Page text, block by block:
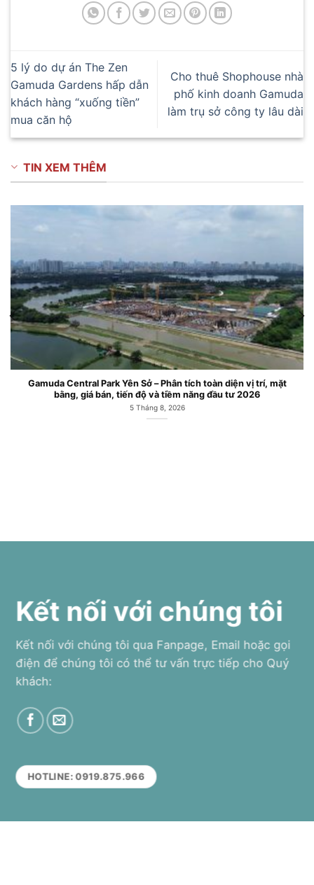
5 lý do dự án The Zen
Gamuda Gardens hấp dẫn
khách hàng “xuống tiền”
mua căn hộ
Cho thuê Shophouse nhà
phố kinh doanh Gamuda
làm trụ sở công ty lâu dài
TIN XEM THÊM
Gamuda Central Park Yên Sở – Phân tích toàn diện vị trí, mặt
bằng, giá bán, tiến độ và tiềm năng đầu tư 2026
5 Tháng 8, 2026
Kết nối với chúng tôi
Kết nối với chúng tôi qua Fanpage, Email hoặc gọi
điện để chúng tôi có thể tư vấn trực tiếp cho Quý
khách:
HOTLINE: 0919.875.966